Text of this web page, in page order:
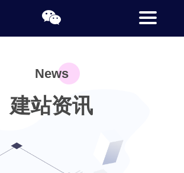
News
建站资讯